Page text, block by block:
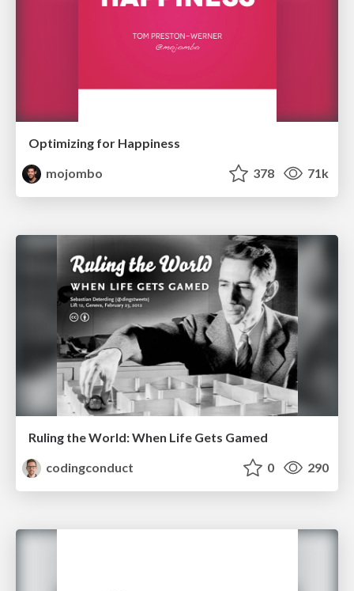
Optimizing for Happiness
mojombo
378 71k
Ruling the World: When Life Gets Gamed
codingconduct
0 290